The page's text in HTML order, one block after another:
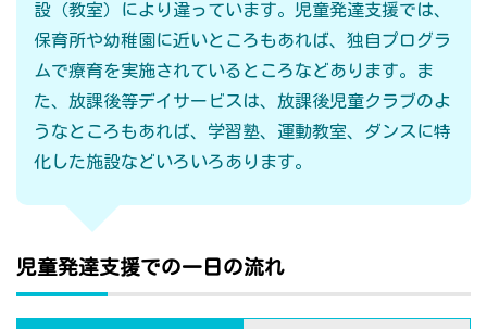
設（教室）により違っています。児童発達支援では、
保育所や幼稚園に近いところもあれば、独自プログラ
ムで療育を実施されているところなどあります。ま
た、放課後等デイサービスは、放課後児童クラブのよ
うなところもあれば、学習塾、運動教室、ダンスに特
化した施設などいろいろあります。
児童発達支援での一日の流れ